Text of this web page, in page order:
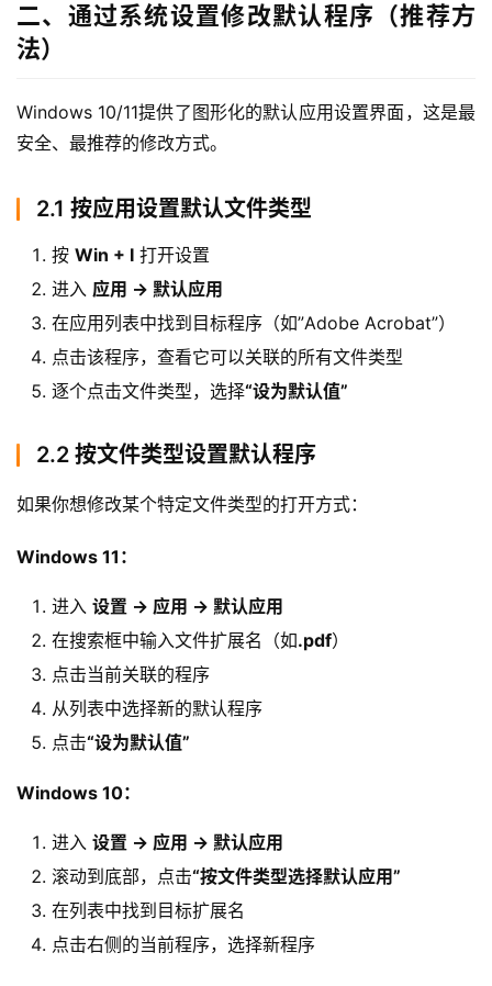
橙
胶
囊
纯
净
统
跨
境
系
统
机
工
教
程
院
登录 注册
二、通过系统设置修改默认程序（推荐方
法）
Windows 10/11提供了图形化的默认应用设置界面，这是最
安全、最推荐的修改方式。
2.1 按应用设置默认文件类型
按 Win + I 打开设置
进入 应用 → 默认应用
在应用列表中找到目标程序（如”Adobe Acrobat”）
点击该程序，查看它可以关联的所有文件类型
逐个点击文件类型，选择“设为默认值”
2.2 按文件类型设置默认程序
如果你想修改某个特定文件类型的打开方式：
Windows 11：
进入 设置 → 应用 → 默认应用
在搜索框中输入文件扩展名（如.pdf）
点击当前关联的程序
从列表中选择新的默认程序
点击“设为默认值”
Windows 10：
进入 设置 → 应用 → 默认应用
滚动到底部，点击“按文件类型选择默认应用”
在列表中找到目标扩展名
点击右侧的当前程序，选择新程序